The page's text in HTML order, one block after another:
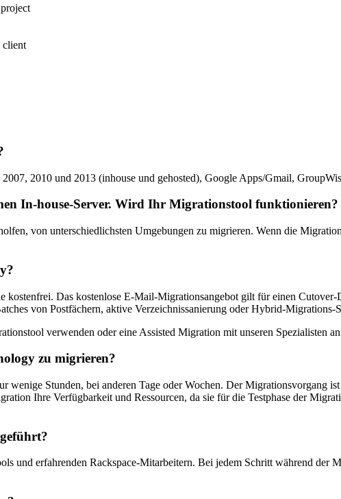
client
2010 und 2013 (inhouse und gehosted), Google Apps/Gmail,
In-house-Server. Wird Ihr Migrationstool funktionieren?
von unterschiedlichsten Umgebungen zu migrieren. Wenn die
Das kostenlose E-Mail-Migrationsangebot gilt für einen
von Postfächern, aktive Verzeichnissanierung oder Hybrid-Migrations-
verwenden oder eine Assisted Migration mit unseren Spezialisten
zu migrieren?
Stunden, bei anderen Tage oder Wochen. Der Migrationsvorgang
Ihre Verfügbarkeit und Ressourcen, da sie für die Testphase der
und erfahrenden Rackspace-Mitarbeitern. Bei jedem Schritt während der